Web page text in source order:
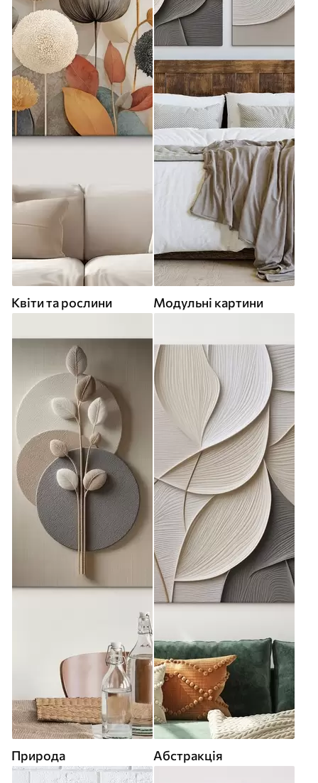
Квіти та рослини Модульні картини
Природа Абстракція